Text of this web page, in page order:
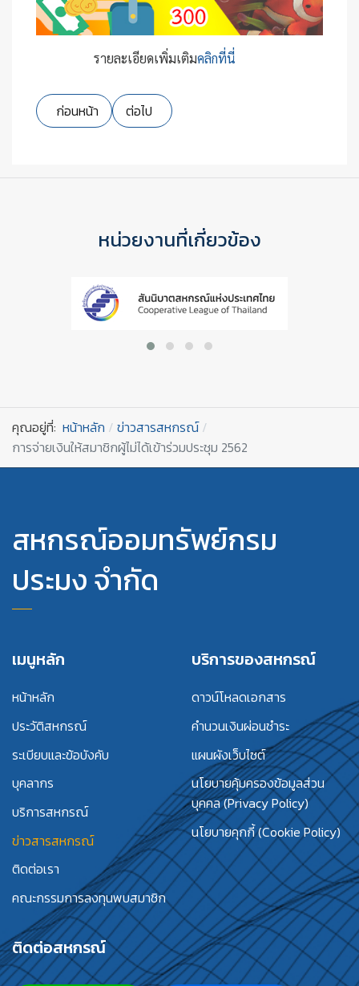
รายละเอียดเพิ่มเติมคลิกที่นี่
เนื้อหาก่อนหน้า: รายชื่อสมาชิกผู้ที่ได้รับรางวัลประชุมใหญ่สามั
ก่อนหน้า เนื้อหาถัดไป: นโยบายการป้องกันและปราบปรา
ต่อไป
หน่วยงานที่เกี่ยวข้อง
คุณอยู่ที่: หน้าหลัก
ข่าวสารสหกรณ์
การจ่ายเงินให้สมาชิกผู้ไม่ได้เข้าร่วมประชุม 2562
สหกรณ์ออมทรัพย์กรม
ประมง จำกัด
เมนูหลัก
หน้าหลัก
ประวัติสหกรณ์
ระเบียบและข้อบังคับ
บุคลากร
บริการสหกรณ์
ข่าวสารสหกรณ์
ติดต่อเรา
คณะกรรมการลงทุนพบสมาชิก
บริการของสหกรณ์
ดาวน์โหลดเอกสาร
คำนวนเงินผ่อนชำระ
แผนผังเว็บไซต์
นโยบายคุ้มครองข้อมูลส่วน
บุคคล (Privacy Policy)
นโยบายคุกกี้ (Cookie Policy)
ติดต่อสหกรณ์